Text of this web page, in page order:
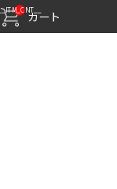
__ITM_CNT__カート